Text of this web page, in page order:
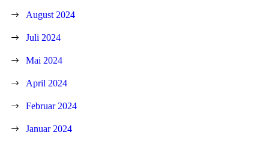
August 2024
Juli 2024
Mai 2024
April 2024
Februar 2024
Januar 2024